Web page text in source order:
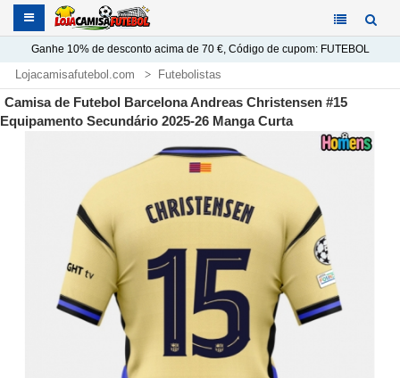
Ganhe 10%de desconto acima de 70 €, Código de cupom: FUTEBOL
Lojacamisafutebol.com
Futebolistas
Camisa Andreas Christensen
Camisa de Futebol Barcelona Andreas Christensen #15
Equipamento Secundário 2025-26 Manga Curta